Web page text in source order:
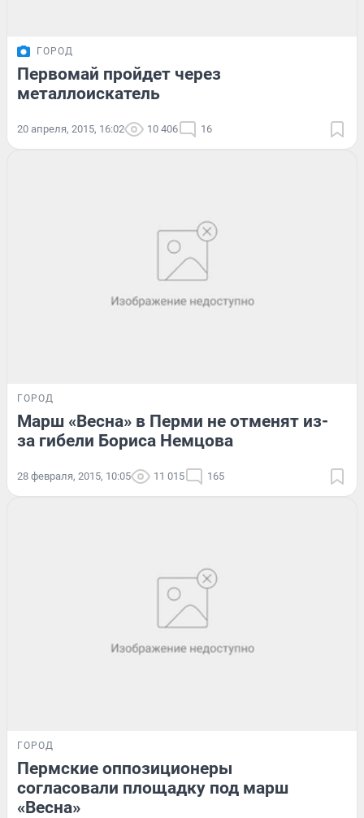
ГОРОД
Первомай пройдет через
металлоискатель
20 апреля, 2015, 16:02 10 406 16
ГОРОД
Марш «Весна» в Перми не отменят из-
за гибели Бориса Немцова
28 февраля, 2015, 10:05 11 015 165
ГОРОД
Пермские оппозиционеры
согласовали площадку под марш
«Весна»